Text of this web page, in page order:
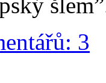
3